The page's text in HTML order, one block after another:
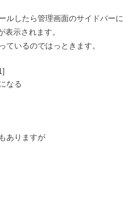
ルしたら管理画面のサイドバーに
表示されます。
ているのではっときます。
なる
ありますが